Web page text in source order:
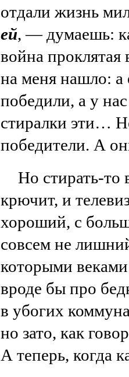
отдали жизнь
ей, — думаешь:
война
на меня нашло:
победили, а у
стиралки эти…
победители. А
Но стирать-то
крючит, и
хороший, с
совсем не
которыми
вроде бы про
в убогих
но зато, как
А теперь, когда